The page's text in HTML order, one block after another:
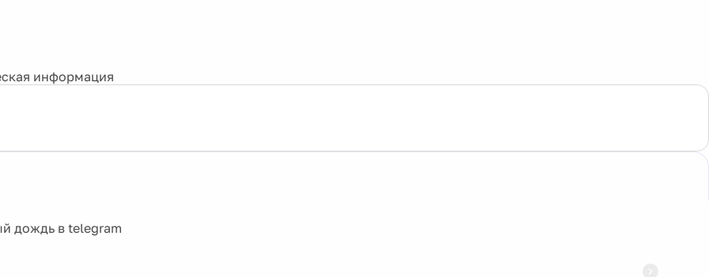
информация